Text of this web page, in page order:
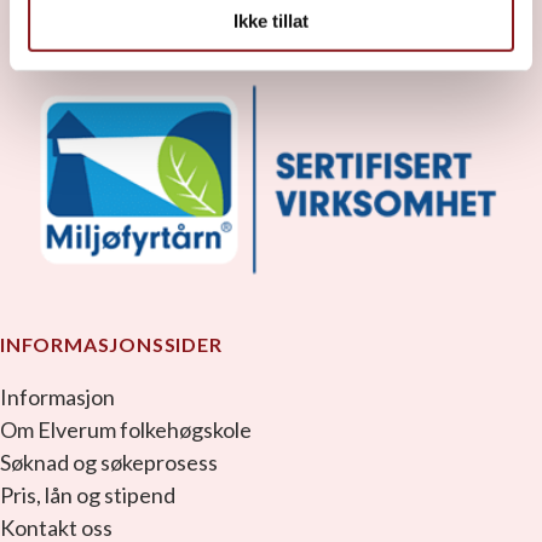
Ikke tillat
INFORMASJONSSIDER
Informasjon
Om Elverum folkehøgskole
Søknad og søkeprosess
Pris, lån og stipend
Kontakt oss